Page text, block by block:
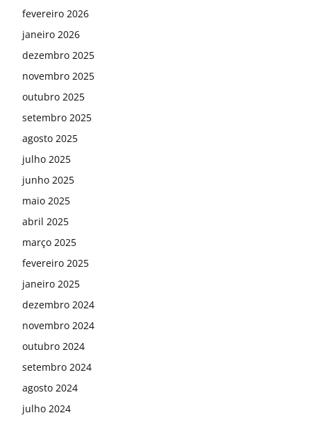
fevereiro 2026
janeiro 2026
dezembro 2025
novembro 2025
outubro 2025
setembro 2025
agosto 2025
julho 2025
junho 2025
maio 2025
abril 2025
março 2025
fevereiro 2025
janeiro 2025
dezembro 2024
novembro 2024
outubro 2024
setembro 2024
agosto 2024
julho 2024